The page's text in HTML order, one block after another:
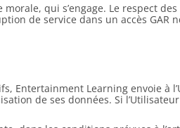
morale, qui s’engage. Le respect
de service dans un accès GAR
Entertainment Learning envoie
de ses données. Si